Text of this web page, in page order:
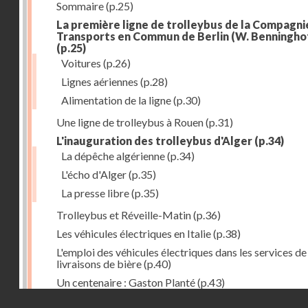
Sommaire(p.25)
La première ligne de trolleybus de la
Transports en Commun de Berlin (W.
(p.25)
Voitures (p.26)
Lignes aériennes (p.28)
Alimentation de la ligne(p.30)
Une ligne de trolleybus à Rouen(p.31)
L'inauguration des trolleybus d'Alger (p.34)
La dépêche algérienne(p.34)
L'écho d'Alger(p.35)
La presse libre(p.35)
Trolleybus et Réveille-Matin(p.36)
Les véhicules électriques en Italie(p.38)
L'emploi des véhicules électriques dans les services de
livraisons de bière(p.40)
Un centenaire : Gaston Planté(p.43)